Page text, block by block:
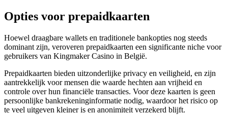
Opties voor prepaidkaarten
Hoewel draagbare wallets en traditionele bankopties nog steeds
dominant zijn, veroveren prepaidkaarten een significante niche voor
gebruikers van Kingmaker Casino in België.
Prepaidkaarten bieden uitzonderlijke privacy en veiligheid, en zijn
aantrekkelijk voor mensen die waarde hechten aan vrijheid en
controle over hun financiële transacties. Voor deze kaarten is geen
persoonlijke bankrekeninginformatie nodig, waardoor het risico op
te veel uitgeven kleiner is en anonimiteit verzekerd blijft.